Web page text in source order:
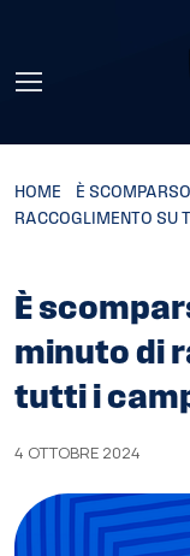
HOME
È
RACCOGLIMENTO SU
È
minuto di
tutti i
4 OTTOBRE 2024